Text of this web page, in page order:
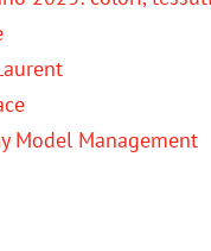
Model Management